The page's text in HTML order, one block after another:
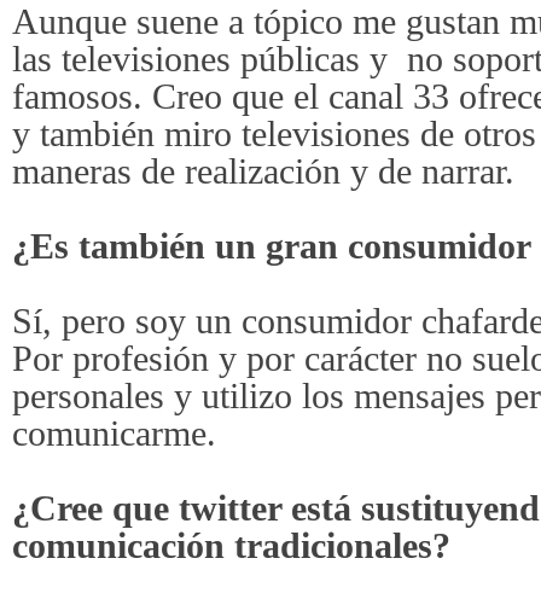
Aunque suene a tópico me gustan
las televisiones públicas y no
famosos. Creo que el canal 33
y también miro televisiones de
maneras de realización y de narrar.
¿Es también un gran consumidor
Sí, pero soy un consumidor
Por profesión y por carácter no
personales y utilizo los mensajes
comunicarme.
¿Cree que twitter está
comunicación tradicionales?